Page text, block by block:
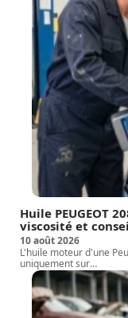
Huile PEUGEOT
viscosité et
10 août 2026
L'huile moteur d'une
uniquement sur…